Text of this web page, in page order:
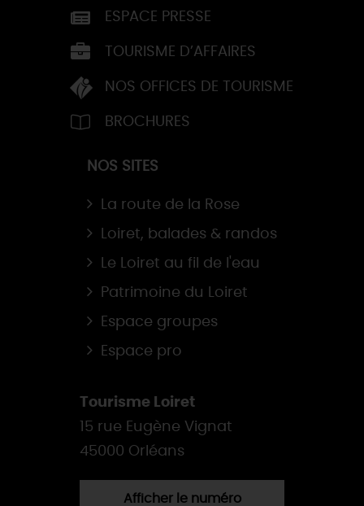
ESPACE PRESSE
TOURISME D’AFFAIRES
NOS OFFICES DE TOURISME
BROCHURES
NOS SITES
La route de la Rose
Loiret, balades & randos
Le Loiret au fil de l'eau
Patrimoine du Loiret
Espace groupes
Espace pro
Tourisme Loiret
15 rue Eugène Vignat
45000 Orléans
Afficher le numéro